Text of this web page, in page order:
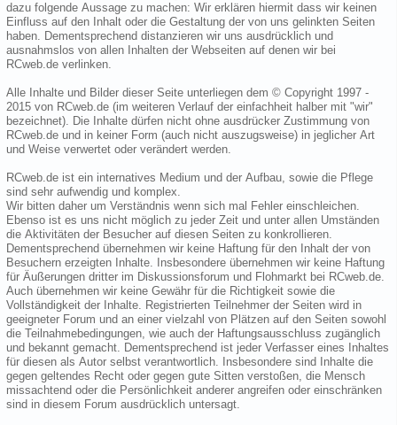
dazu folgende Aussage zu machen: Wir erklären hiermit dass wir keinen
Einfluss auf den Inhalt oder die Gestaltung der von uns gelinkten Seiten
haben. Dementsprechend distanzieren wir uns ausdrücklich und
ausnahmslos von allen Inhalten der Webseiten auf denen wir bei
RCweb.de verlinken.
Alle Inhalte und Bilder dieser Seite unterliegen dem © Copyright 1997 -
2015 von RCweb.de (im weiteren Verlauf der einfachheit halber mit "wir"
bezeichnet). Die Inhalte dürfen nicht ohne ausdrücker Zustimmung von
RCweb.de und in keiner Form (auch nicht auszugsweise) in jeglicher Art
und Weise verwertet oder verändert werden.
RCweb.de ist ein internatives Medium und der Aufbau, sowie die Pflege
sind sehr aufwendig und komplex.
Wir bitten daher um Verständnis wenn sich mal Fehler einschleichen.
Ebenso ist es uns nicht möglich zu jeder Zeit und unter allen Umständen
die Aktivitäten der Besucher auf diesen Seiten zu konkrollieren.
Dementsprechend übernehmen wir keine Haftung für den Inhalt der von
Besuchern erzeigten Inhalte. Insbesondere übernehmen wir keine Haftung
für Äußerungen dritter im Diskussionsforum und Flohmarkt bei RCweb.de.
Auch übernehmen wir keine Gewähr für die Richtigkeit sowie die
Vollständigkeit der Inhalte. Registrierten Teilnehmer der Seiten wird in
geeigneter Forum und an einer vielzahl von Plätzen auf den Seiten sowohl
die Teilnahmebedingungen, wie auch der Haftungsausschluss zugänglich
und bekannt gemacht. Dementsprechend ist jeder Verfasser eines Inhaltes
für diesen als Autor selbst verantwortlich. Insbesondere sind Inhalte die
gegen geltendes Recht oder gegen gute Sitten verstoßen, die Mensch
missachtend oder die Persönlichkeit anderer angreifen oder einschränken
sind in diesem Forum ausdrücklich untersagt.